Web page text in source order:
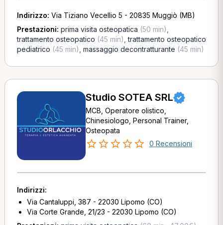
Indirizzo: Via Tiziano Vecellio 5 - 20835 Muggiò (MB)
Prestazioni: prima visita osteopatica (50 min)
trattamento osteopatico (45 min) ,trattamento osteopatico
pediatrico (45 min) massaggio decontratturante (45 min)
Studio SOTEA SRL
MCB, Operatore olistico,
Chinesiologo, Personal Trainer,
Osteopata
0 Recensioni
Indirizzi:
Via Cantaluppi, 387 - 22030 Lipomo (CO)
Via Corte Grande, 21/23 - 22030 Lipomo (CO)